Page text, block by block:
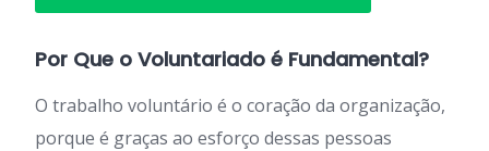
Por Que o Voluntariado é Fundamental?
O trabalho voluntário é o coração da organização,
porque é graças ao esforço dessas pessoas